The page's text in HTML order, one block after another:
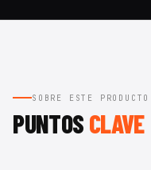
SOBRE ESTE PRODUCTO
PUNTOS CLAVE